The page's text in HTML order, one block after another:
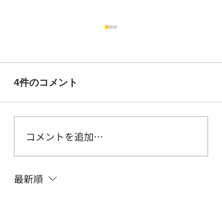
【募集開始】飯能アルプ
ス
4件のコメント
コメントを追加…
最新順